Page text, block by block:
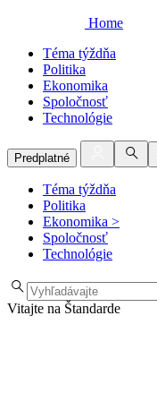
Home
Téma týždňa
Politika
Ekonomika
Spoločnosť
Technológie
Predplatné
Téma týždňa
Politika
Ekonomika >
Spoločnosť
Technológie
Vitajte na Štandarde